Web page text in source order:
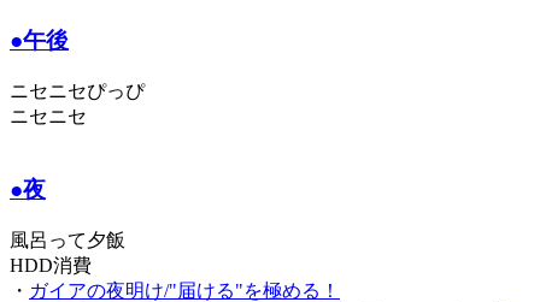
●午後
ニセニセぴっぴ
ニセニセ
●夜
風呂って夕飯
HDD消費
・ ガイアの夜明け/"届ける"を極める！